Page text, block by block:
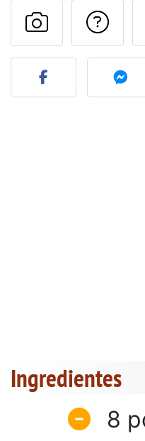
Fez esta
Ingredientes
8